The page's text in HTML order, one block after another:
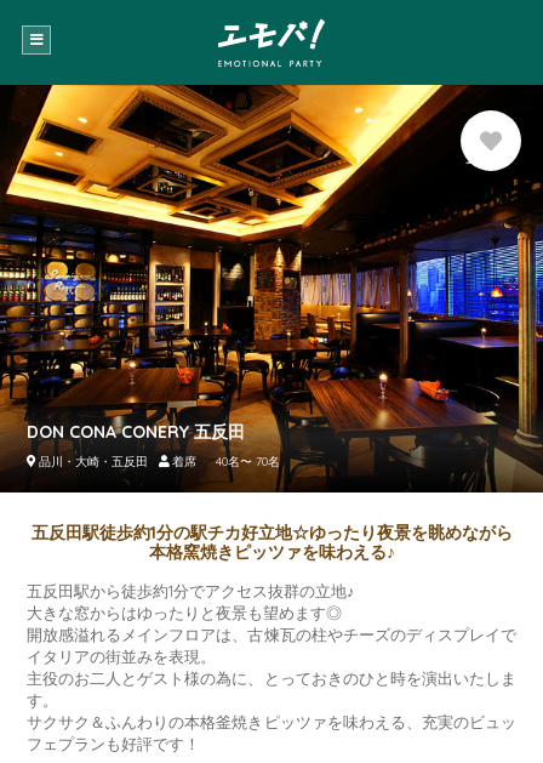
DON CONA CONERY 五反田
品川・大崎・五反田 着席 40名〜 70名
お気に
入り登
録
五反田駅徒歩約1分の駅チカ好立地☆ゆったり夜景を眺めながら
本格窯焼きピッツァを味わえる♪
五反田駅から徒歩約1分でアクセス抜群の立地♪
大きな窓からはゆったりと夜景も望めます◎
開放感溢れるメインフロアは、古煉瓦の柱やチーズのディスプレイで
イタリアの街並みを表現。
主役のお二人とゲスト様の為に、とっておきのひと時を演出いたしま
す。
サクサク＆ふんわりの本格釜焼きピッツァを味わえる、充実のビュッ
フェプランも好評です！